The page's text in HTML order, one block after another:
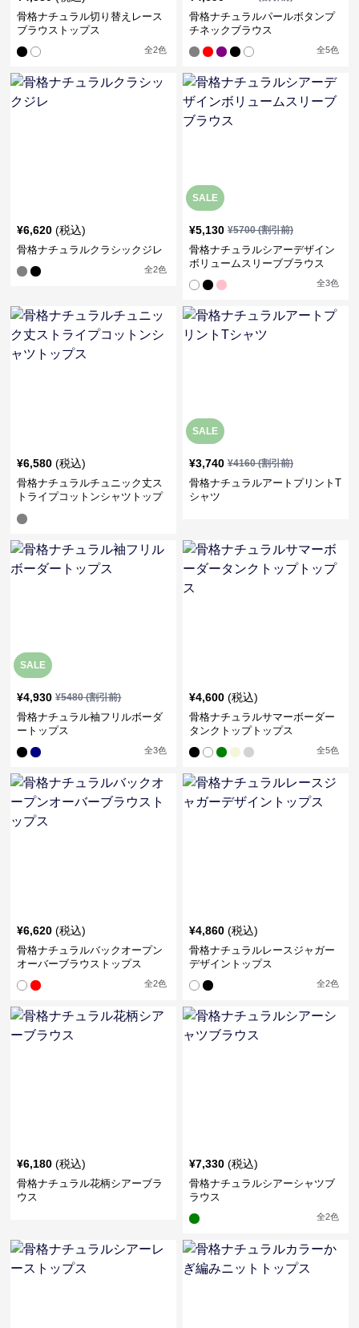
骨格ナチュラル切り替えレース
ブラウストップス
全2色
骨格ナチュラルパールボタンプ
チネックブラウス
全5色
¥6,620 (税込)
骨格ナチュラルクラシックジレ
全2色
SALE
¥5,130 ¥5700(割引前)
骨格ナチュラルシアーデザイン
ボリュームスリーブブラウス
全3色
¥6,580 (税込)
骨格ナチュラルチュニック丈ス
トライプコットンシャツトップ
SALE
¥3,740 ¥4160(割引前)
骨格ナチュラルアートプリントT
シャツ
SALE
¥4,930 ¥5480(割引前)
骨格ナチュラル袖フリルボーダ
ートップス
全3色
¥4,600 (税込)
骨格ナチュラルサマーボーダー
タンクトップトップス
全5色
¥6,620 (税込)
骨格ナチュラルバックオープン
オーバーブラウストップス
全2色
¥4,860 (税込)
骨格ナチュラルレースジャガー
デザイントップス
全2色
¥6,180 (税込)
骨格ナチュラル花柄シアーブラ
ウス
¥7,330 (税込)
骨格ナチュラルシアーシャツブ
ラウス
全2色